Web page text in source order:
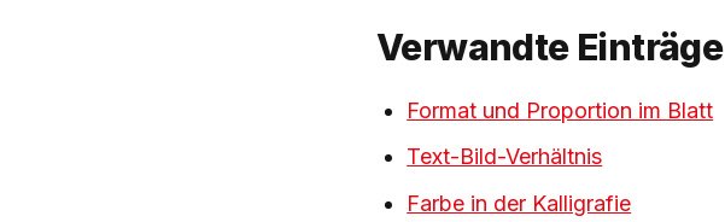
Verwandte Einträge
Format und Proportion im Blatt
Text-Bild-Verhältnis
Farbe in der Kalligrafie